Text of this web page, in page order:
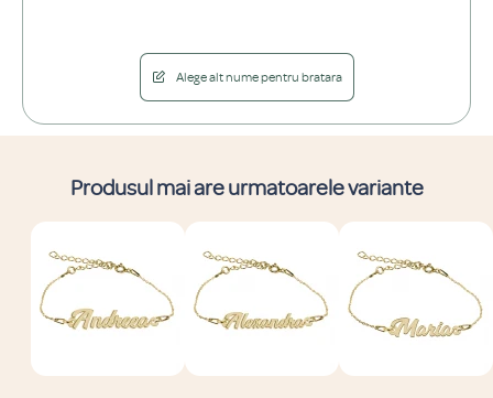
Alege alt nume pentru bratara
Produsul mai are urmatoarele variante